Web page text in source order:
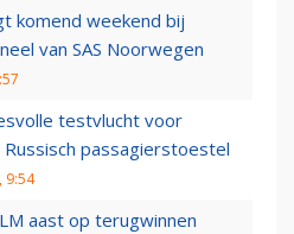
komend weekend bij
van SAS Noorwegen
testvlucht voor
passagierstoestel
9:54
aast op terugwinnen